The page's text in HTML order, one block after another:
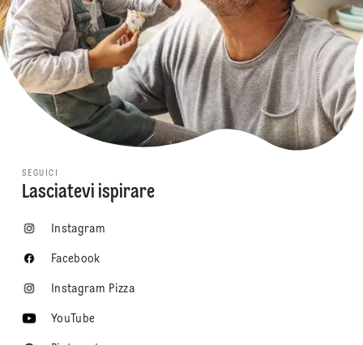
SEGUICI
Lasciatevi ispirare
Instagram
Facebook
Instagram Pizza
YouTube